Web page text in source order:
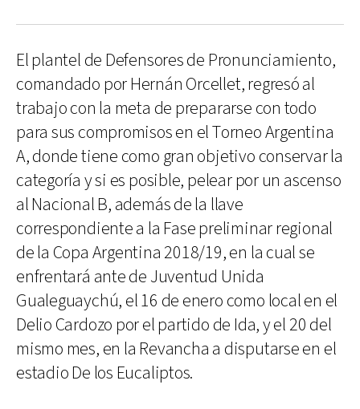
El plantel de Defensores de Pronunciamiento,
comandado por Hernán Orcellet, regresó al
trabajo con la meta de prepararse con todo
para sus compromisos en el Torneo Argentina
A, donde tiene como gran objetivo conservar la
categoría y si es posible, pelear por un ascenso
al Nacional B, además de la llave
correspondiente a la Fase preliminar regional
de la Copa Argentina 2018/19, en la cual se
enfrentará ante de Juventud Unida
Gualeguaychú, el 16 de enero como local en el
Delio Cardozo por el partido de Ida, y el 20 del
mismo mes, en la Revancha a disputarse en el
estadio De los Eucaliptos.